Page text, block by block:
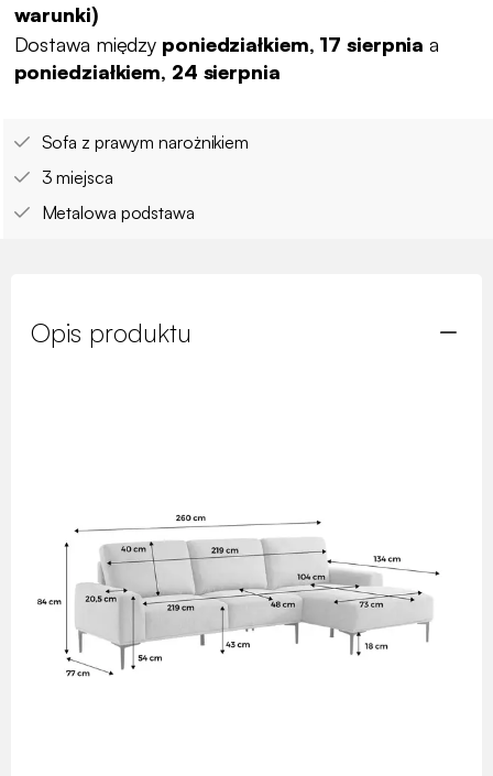
warunki)
Dostawa między poniedziałkiem, 17 sierpnia a
poniedziałkiem, 24 sierpnia
Sofa z prawym narożnikiem
3 miejsca
Metalowa podstawa
Opis produktu